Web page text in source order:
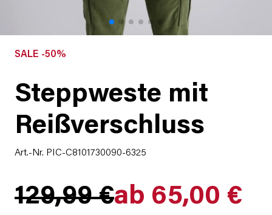
SALE -50%
Steppweste mit
Reißverschluss
Art.-Nr. PIC-C8101730090-6325
129,99 €ab 65,00 €